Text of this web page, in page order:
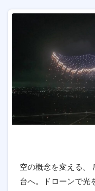
空の概念を変える。
台へ。ドローンで光